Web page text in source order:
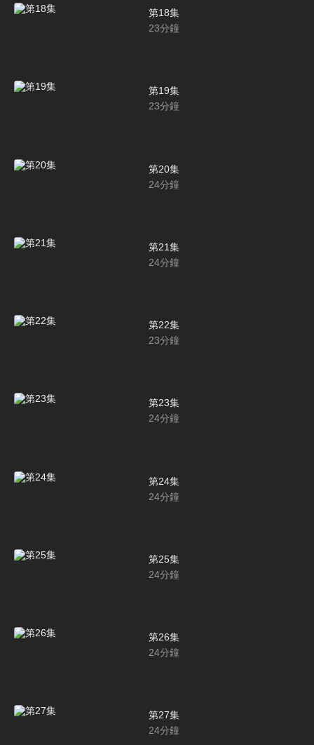
第18集
23分鐘
第19集
23分鐘
第20集
24分鐘
第21集
24分鐘
第22集
23分鐘
第23集
24分鐘
第24集
24分鐘
第25集
24分鐘
第26集
24分鐘
第27集
24分鐘